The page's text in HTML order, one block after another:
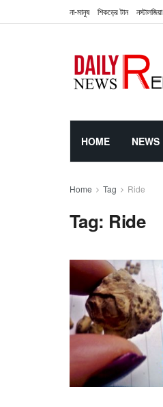
না-মানুষ শিকড়ের টান নস্টালজিয়া
HOME NEWS
Home Tag Ride
Tag: Ride